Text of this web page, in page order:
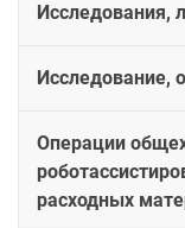
Исследования,
Исследование,
Операции
расходных